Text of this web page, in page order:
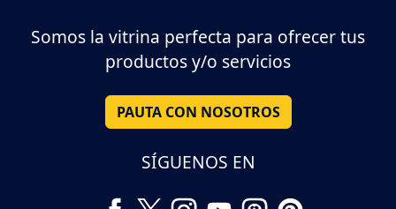
Somos la vitrina perfecta para ofrecer tus
productos y/o servicios
PAUTA CON NOSOTROS
SÍGUENOS EN